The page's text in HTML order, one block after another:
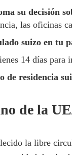
su decisión
las oficinas
suizo en tu
14 días para
de residencia
de la
la libre